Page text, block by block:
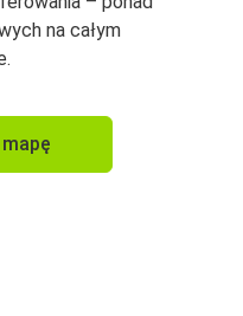
na całym